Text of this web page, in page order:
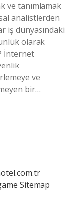
ve tanımlamak
analistlerden
iş dünyasındaki
olarak
İnternet
ve
bir…
Sitemap